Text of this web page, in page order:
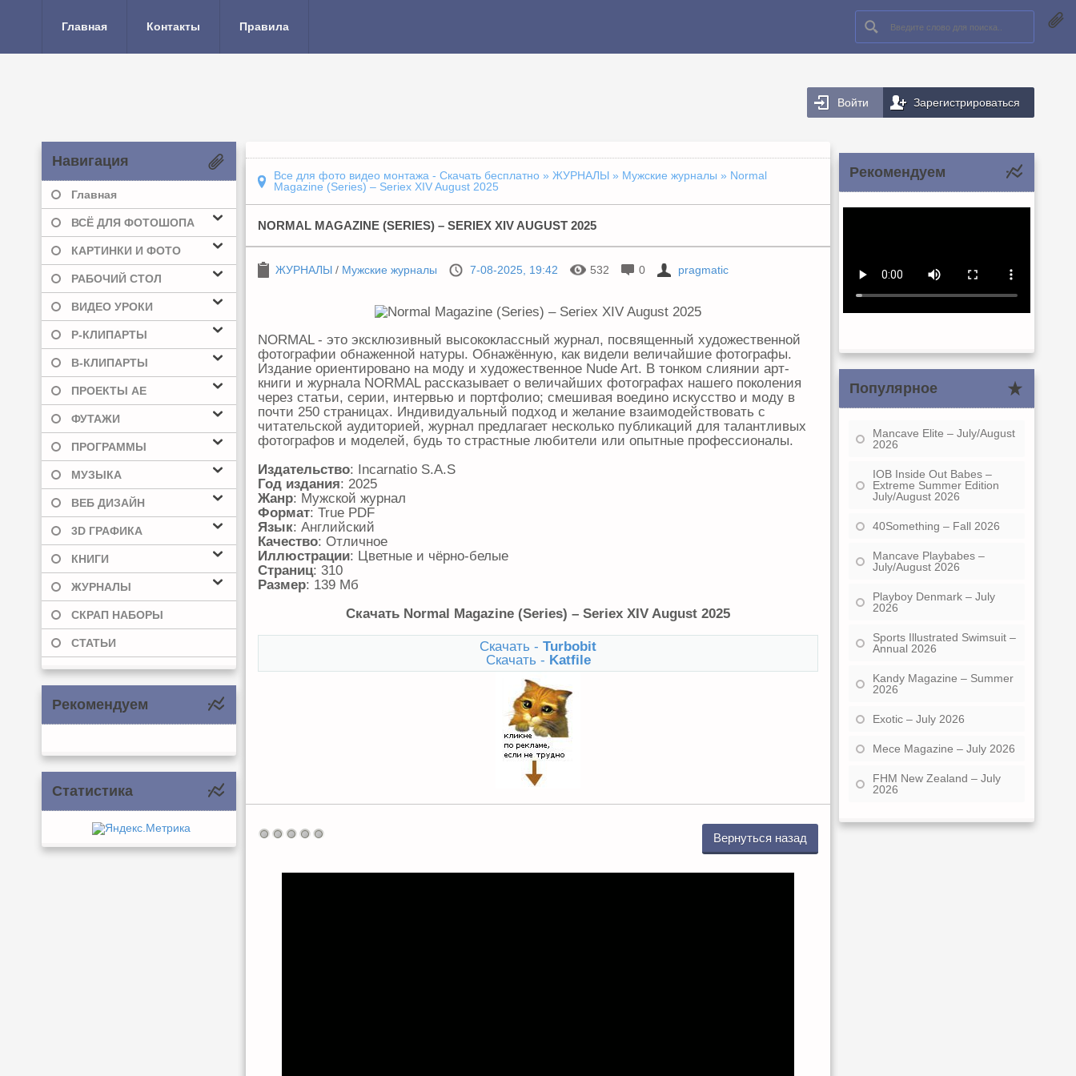
Главная Контакты Правила
Войти Зарегистрироваться
Навигация
Главная
ВСЁ ДЛЯ ФОТОШОПА
КАРТИНКИ И ФОТО
РАБОЧИЙ СТОЛ
ВИДЕО УРОКИ
Р-КЛИПАРТЫ
В-КЛИПАРТЫ
ПРОЕКТЫ AE
ФУТАЖИ
ПРОГРАММЫ
МУЗЫКА
ВЕБ ДИЗАЙН
3D ГРАФИКА
КНИГИ
ЖУРНАЛЫ
СКРАП НАБОРЫ
СТАТЬИ
Рекомендуем
Статистика
Все для фото видео монтажа - Скачать бесплатно » ЖУРНАЛЫ » Мужские журналы » Normal
Magazine (Series) – Seriex XIV August 2025
NORMAL MAGAZINE (SERIES) – SERIEX XIV AUGUST 2025
ЖУРНАЛЫ / Мужские журналы 7-08-2025, 19:42 532 0 pragmatic
NORMAL - это эксклюзивный высококлассный журнал, посвященный художественной
фотографии обнаженной натуры. Обнажённую, как видели величайшие фотографы.
Издание ориентировано на моду и художественное Nude Art. В тонком слиянии арт-
книги и журнала NORMAL рассказывает о величайших фотографах нашего поколения
через статьи, серии, интервью и портфолио; смешивая воедино искусство и моду в
почти 250 страницах. Индивидуальный подход и желание взаимодействовать с
читательской аудиторией, журнал предлагает несколько публикаций для талантливых
фотографов и моделей, будь то страстные любители или опытные профессионалы.
Издательство: Incarnatio S.A.S
Год издания: 2025
Жанр: Мужской журнал
Формат: True PDF
Язык: Английский
Качество: Отличное
Иллюстрации: Цветные и чёрно-белые
Страниц: 310
Размер: 139 Мб
Скачать Normal Magazine (Series) – Seriex XIV August 2025
Скачать - Turbobit
Скачать - Katfile
Вернуться назад
Рекомендуем
Популярное
Mancave Elite – July/August
2026
IOB Inside Out Babes –
Extreme Summer Edition
July/August 2026
40Something – Fall 2026
Mancave Playbabes –
July/August 2026
Playboy Denmark – July
2026
Sports Illustrated Swimsuit –
Annual 2026
Kandy Magazine – Summer
2026
Exotic – July 2026
Mece Magazine – July 2026
FHM New Zealand – July
2026